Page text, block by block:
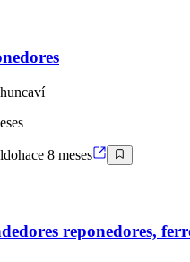
hace 8 meses
reponedores,